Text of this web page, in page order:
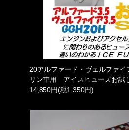
20アルファード・ヴェルファ
リン車用 アイスヒューズお試
14,850円(税1,350円)